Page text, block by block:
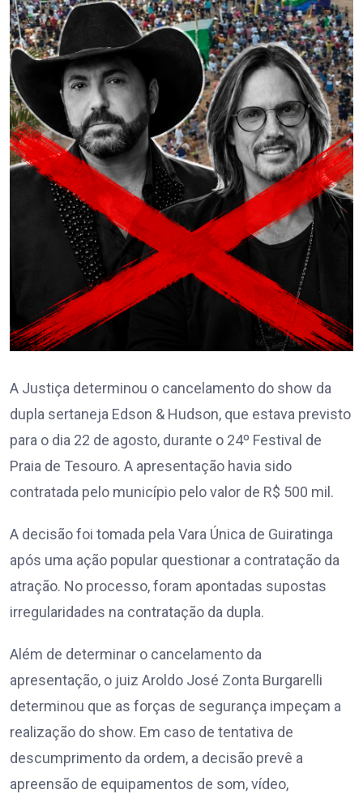
A Justiça determinou o cancelamento do show da
dupla sertaneja Edson & Hudson, que estava previsto
para o dia 22 de agosto, durante o 24º Festival de
Praia de Tesouro. A apresentação havia sido
contratada pelo município pelo valor de R$ 500 mil.
A decisão foi tomada pela Vara Única de Guiratinga
após uma ação popular questionar a contratação da
atração. No processo, foram apontadas supostas
irregularidades na contratação da dupla.
Além de determinar o cancelamento da
apresentação, o juiz Aroldo José Zonta Burgarelli
determinou que as forças de segurança impeçam a
realização do show. Em caso de tentativa de
descumprimento da ordem, a decisão prevê a
apreensão de equipamentos de som, vídeo,